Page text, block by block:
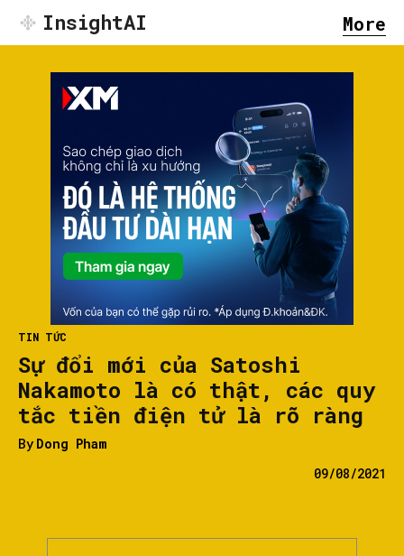
InsightAI More
TIN TỨC
Sự đổi mới của Satoshi
Nakamoto là có thật, các quy
tắc tiền điện tử là rõ ràng
By Dong Pham
09/08/2021